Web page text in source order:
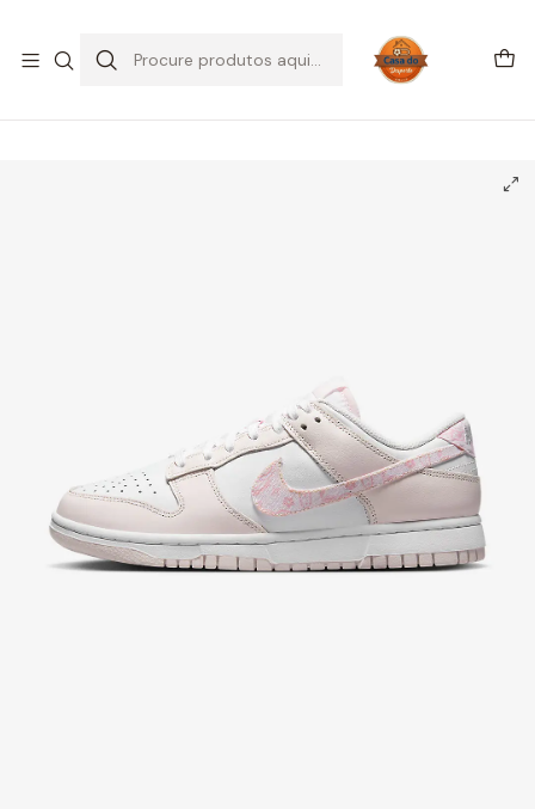
Início CALÇADO Nike
Dunk Low
Nike Dunk Low Essential Paisley Pack Pink (Women's)